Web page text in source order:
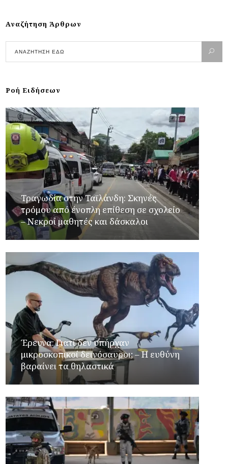
Αναζήτηση Άρθρων
Ροή Ειδήσεων
Τραγωδία στην Ταϊλάνδη: Σκηνές
τρόμου από ένοπλη επίθεση σε σχολείο
– Νεκροί μαθητές και δάσκαλοι
Έρευνα: Γιατί δεν υπήρχαν
μικροσκοπικοί δεινόσαυροι; – Η ευθύνη
βαραίνει τα θηλαστικά